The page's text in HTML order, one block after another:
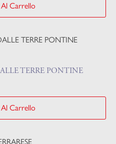
Carrello
TERRE PONTINE
Carrello